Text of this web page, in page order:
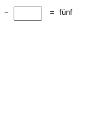
− = fünf